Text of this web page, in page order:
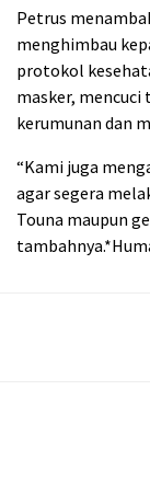
Petrus
menghimbau
protokol
masker,
kerumunan dan
“Kami juga
agar segera
Touna maupun